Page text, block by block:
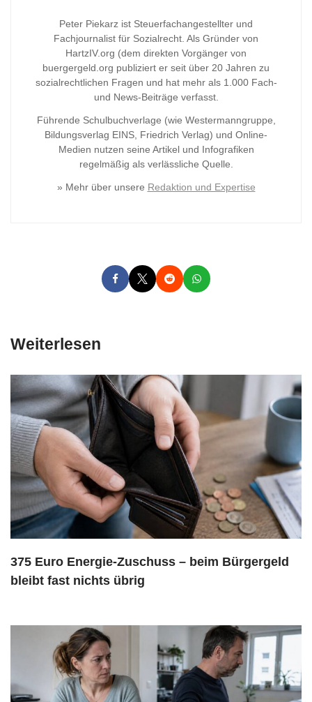
Peter Piekarz ist Steuerfachangestellter und
Fachjournalist für Sozialrecht. Als Gründer von
HartzIV.org (dem direkten Vorgänger von
buergergeld.org publiziert er seit über 20 Jahren zu
sozialrechtlichen Fragen und hat mehr als 1.000 Fach-
und News-Beiträge verfasst.
Führende Schulbuchverlage (wie Westermanngruppe,
Bildungsverlag EINS, Friedrich Verlag) und Online-
Medien nutzen seine Artikel und Infografiken
regelmäßig als verlässliche Quelle.
» Mehr über unsere Redaktion und Expertise
Weiterlesen
375 Euro Energie-Zuschuss – beim Bürgergeld
bleibt fast nichts übrig